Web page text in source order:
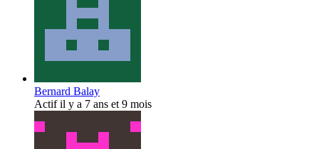
Bernard Balay
Actif il y a 7 ans et 9 mois